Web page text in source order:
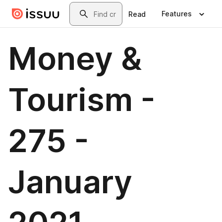
Skip to main contentSearch
Read Features
Money &
Tourism -
275 -
January